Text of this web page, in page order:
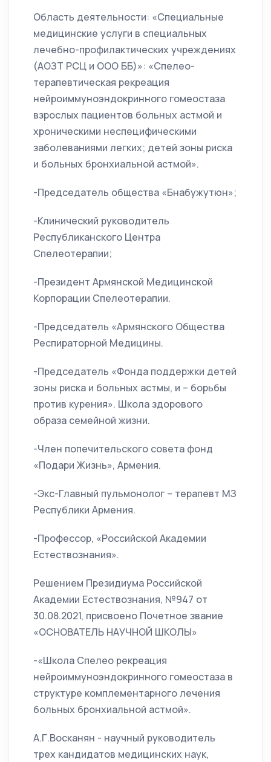
Область деятельности: «Специальные
медицинские услуги в специальных
лечебно-профилактических учреждениях
(АОЗТ РСЦ и ООО ББ)»: «Спелео-
терапевтическая рекреация
нейроиммуноэндокринного гомеостаза
взрослых пациентов больных астмой и
хроническими неспецифическими
заболеваниями легких; детей зоны риска
и больных бронхиальной астмой».
-Председатель общества «Бнабужутюн»;
-Клинический руководитель
Республиканского Центра
Спелеотерапии;
-Президент Армянской Медицинской
Корпорации Спелеотерапии.
-Председатель «Армянского Общества
Респираторной Медицины.
-Председатель «Фонда поддержки детей
зоны риска и больных астмы, и – борьбы
против курения». Школа здорового
образа семейной жизни.
-Член попечительского совета фонд
«Подари Жизнь», Армения.
-Экс-Главный пульмонолог – терапевт МЗ
Республики Армения.
-Профессор, «Российской Академии
Естествознания».
Решением Президиума Российской
Академии Естествознания, №947 от
30.08.2021, присвоено Почетное звание
«ОСНОВАТЕЛЬ НАУЧНОЙ ШКОЛЫ»
-«Школа Спелео рекреация
нейроиммуноэндокринного гомеостаза в
структуре комплементарного лечения
больных бронхиальной астмой».
А.Г.Восканян - научный руководитель
трех кандидатов медицинских наук,